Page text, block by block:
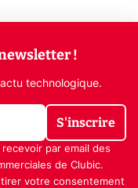
!
technologique.
S'inscrire
par email des
de Clubic.
votre consentement